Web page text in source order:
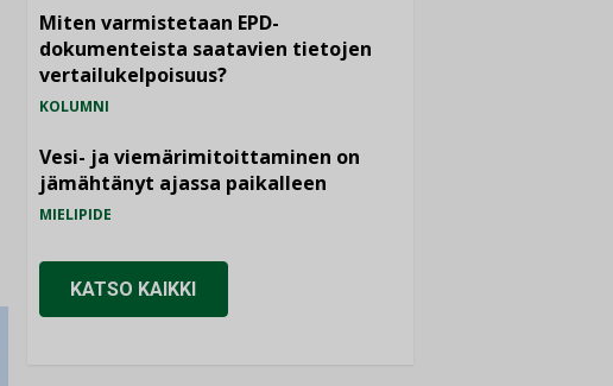
Miten varmistetaan EPD-
dokumenteista saatavien tietojen
vertailukelpoisuus?
KOLUMNI
Vesi- ja viemärimitoittaminen on
jämähtänyt ajassa paikalleen
MIELIPIDE
KATSO KAIKKI